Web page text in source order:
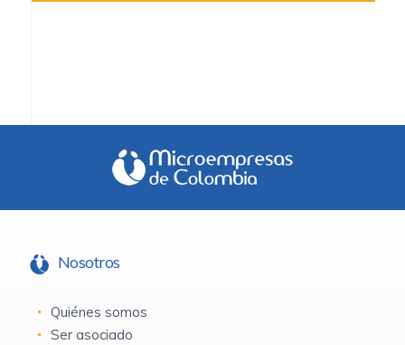
Nosotros
Quiénes somos
Ser asociado